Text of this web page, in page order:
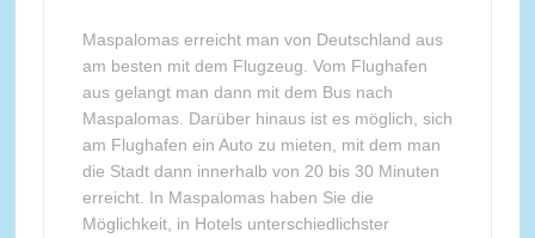
Maspalomas erreicht man von Deutschland aus
am besten mit dem Flugzeug. Vom Flughafen
aus gelangt man dann mit dem Bus nach
Maspalomas. Darüber hinaus ist es möglich, sich
am Flughafen ein Auto zu mieten, mit dem man
die Stadt dann innerhalb von 20 bis 30 Minuten
erreicht. In Maspalomas haben Sie die
Möglichkeit, in Hotels unterschiedlichster